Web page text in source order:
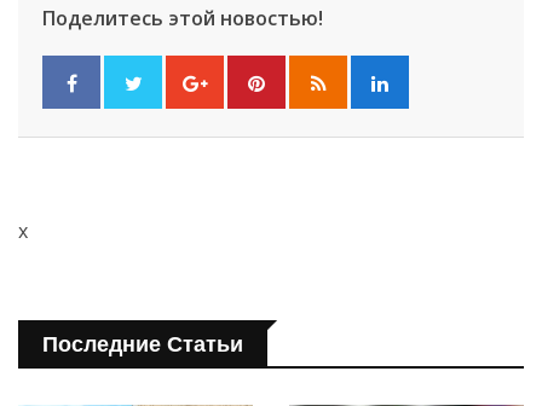
Поделитесь этой новостью!
x
Последние Статьи